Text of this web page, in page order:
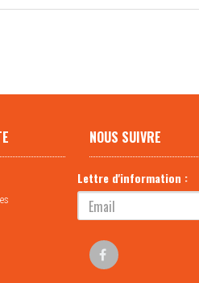
NOUS SUIVRE
Lettre d'information :